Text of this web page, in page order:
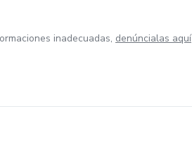
inadecuadas, denúncialas aquí